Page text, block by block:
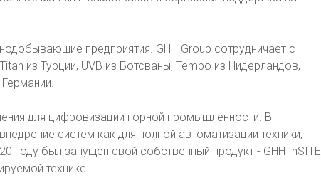
предприятия. GHH Group сотрудничает с
из Турции, UVB из Ботсваны, Tembo из Нидерландов,
Германии.
для цифровизации горной промышленности. В
систем как для полной автоматизации техники,
году был запущен свой собственный продукт - GHH InSITE
технике.